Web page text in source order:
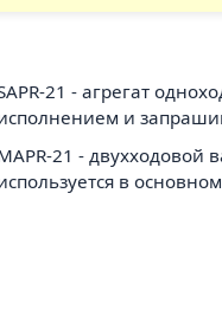
21 - агрегат
и
21 -
в